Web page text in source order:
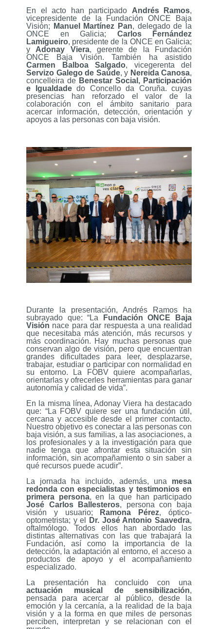
En el acto han participado Andrés Ramos,
vicepresidente de la Fundación ONCE Baja
Visión;
Manuel Martínez Pan, delegado de la
ONCE en Galicia; Carlos Fernández
Lamigueiro, presidente de la ONCE en Galicia;
yAdonay Viera, gerente de la Fundación
ONCE Baja Visión. También ha asistido
Carmen Balboa Salgado, vicegerenta del
Servizo Galego de Saúde, y Nereida Canosa,
concelleira de Benestar Social, Participación
e Igualdadedo Concello da Coruña. cuyas
presencias han reforzado el valor de la
colaboración con el ámbito sanitario para
acercar información, detección, orientación y
apoyos a las personas con baja visión.
Durante la presentación, Andrés Ramos ha
subrayado que: “La
Fundación ONCE Baja
Visión nace para dar respuesta a una realidad
que necesitaba más atención, más recursos y
más coordinación. Hay muchas personas que
conservan algo de visión, pero que encuentran
grandes dificultades para leer, desplazarse,
trabajar, estudiar o participar con normalidad en
su entorno. La FOBV quiere acompañarlas,
orientarlas y ofrecerles herramientas para ganar
autonomía y calidad de vida”.
En la misma línea, Adonay Viera ha destacado
que: “La FOBV quiere ser una fundación útil,
cercana y accesible desde el primer contacto.
Nuestro objetivo es conectar a las personas con
baja visión, a sus familias, a las asociaciones, a
los profesionales y a la investigación para que
nadie tenga que afrontar esta situación sin
información, sin acompañamiento o sin saber a
qué recursos puede acudir”.
La jornada ha incluido, además, una mesa
redonda con especialistas y testimonios en
primera persona, en la que han participado
José Carlos Ballesteros, persona con baja
visión y usuario;
Ramona Pérez, óptico-
optometrista; y el
Dr. José Antonio Saavedra,
oftalmólogo. Todos ellos han abordado las
distintas alternativas con las que trabajará la
Fundación, así como la importancia de la
detección, la adaptación al entorno, el acceso a
productos de apoyo y el acompañamiento
especializado.
La presentación ha concluido con una
actuación musical de sensibilización,
pensada para acercar al público, desde la
emoción y la cercanía, a la realidad de la baja
visión y a la forma en que miles de personas
perciben, interpretan y se relacionan con el